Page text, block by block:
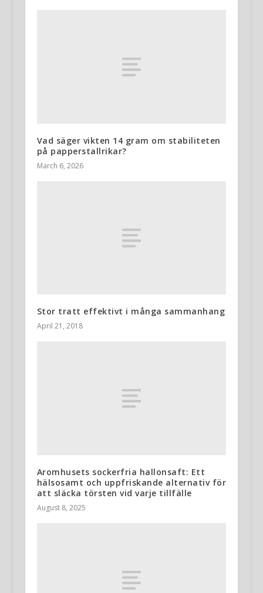
Vad säger vikten 14 gram om stabiliteten
på papperstallrikar?
March 6, 2026
Stor tratt effektivt i många sammanhang
April 21, 2018
Aromhusets sockerfria hallonsaft: Ett
hälsosamt och uppfriskande alternativ för
att släcka törsten vid varje tillfälle
August 8, 2025